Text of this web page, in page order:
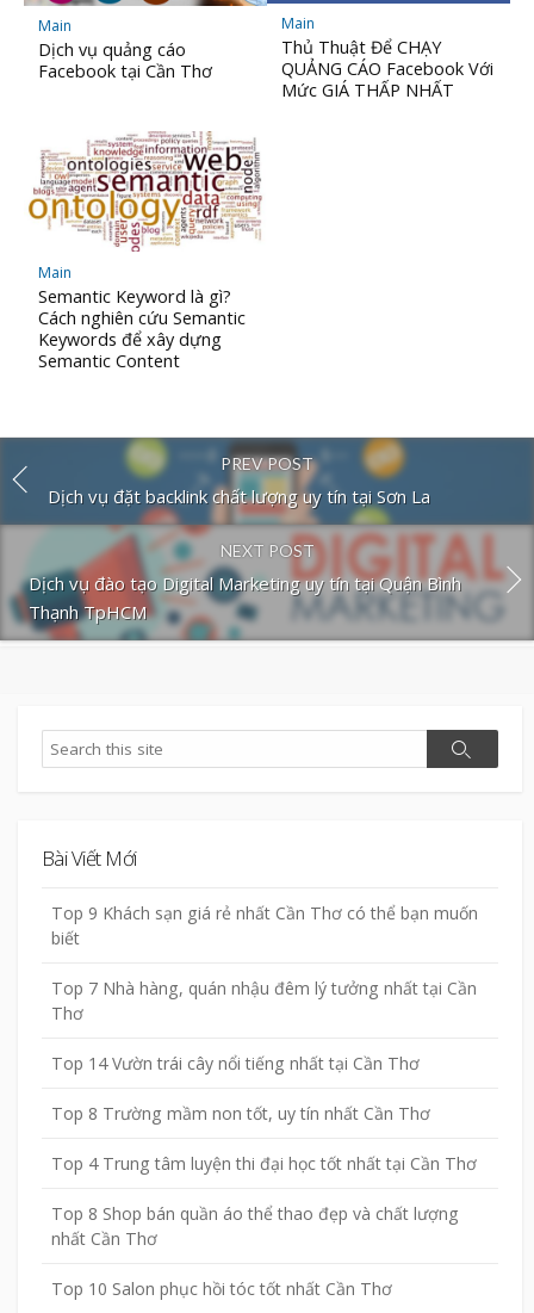
Main
Dịch vụ quảng cáo
Facebook tại Cần Thơ
Main
Thủ Thuật Để CHẠY
QUẢNG CÁO Facebook Với
Mức GIÁ THẤP NHẤT
Main
Semantic Keyword là gì?
Cách nghiên cứu Semantic
Keywords để xây dựng
Semantic Content
PREV POST
Dịch vụ đặt backlink chất lượng uy tín tại Sơn La
NEXT POST
Dịch vụ đào tạo Digital Marketing uy tín tại Quận Bình
Thạnh TpHCM
Search
Search
Bài Viết Mới
Top 9 Khách sạn giá rẻ nhất Cần Thơ có thể bạn muốn
biết
Top 7 Nhà hàng, quán nhậu đêm lý tưởng nhất tại Cần
Thơ
Top 14 Vườn trái cây nổi tiếng nhất tại Cần Thơ
Top 8 Trường mầm non tốt, uy tín nhất Cần Thơ
Top 4 Trung tâm luyện thi đại học tốt nhất tại Cần Thơ
Top 8 Shop bán quần áo thể thao đẹp và chất lượng
nhất Cần Thơ
Top 10 Salon phục hồi tóc tốt nhất Cần Thơ